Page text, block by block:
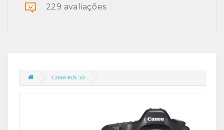
229 avaliações